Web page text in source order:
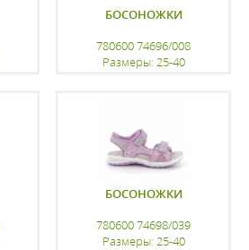
БОСОНОЖКИ
780600 74696/008
Размеры: 25-40
БОСОНОЖКИ
780600 74698/039
Размеры: 25-40